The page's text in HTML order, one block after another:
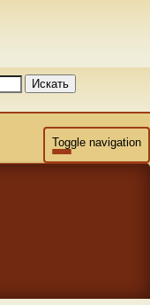
Искать
Toggle navigation